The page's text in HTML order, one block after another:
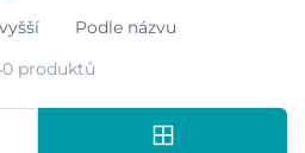
Podle názvu
produktů